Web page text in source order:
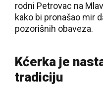
rodni Petrovac na
kako bi pronašao mir
pozorišnih obaveza.
Kćerka je
tradiciju